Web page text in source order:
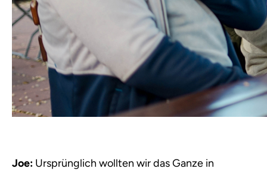
Joe: Ursprünglich wollten wir das Ganze in